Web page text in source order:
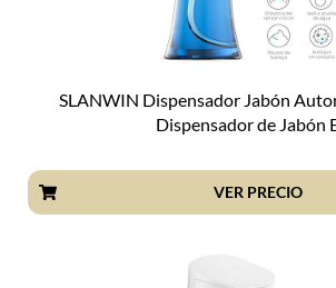
SLANWIN Dispensador Jabón
Dispensador de Jabón
VER PRECIO